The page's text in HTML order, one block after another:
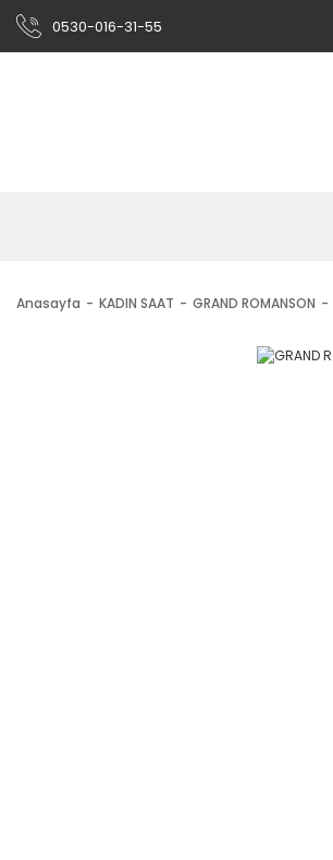
0530-016-31-55
Anasayfa KADIN SAAT GRAND ROMANSON